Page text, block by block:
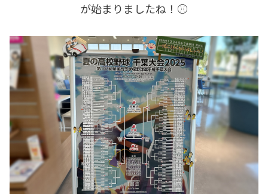
が始まりましたね！⚾